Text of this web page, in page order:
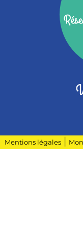
Mentions légales|